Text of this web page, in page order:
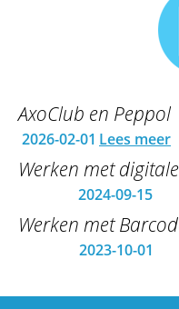
AxoClub en Peppol
2026-02-01 Lees meer
Werken met
2024-09-15
Werken met
2023-10-01